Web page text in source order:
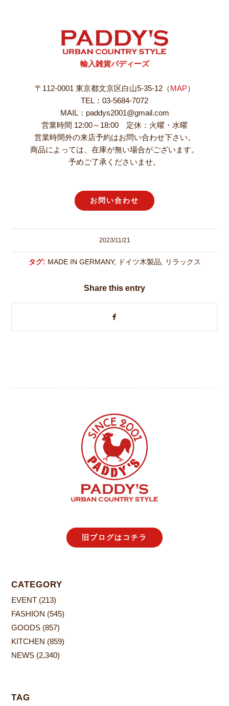
輸入雑貨パディーズ
〒112-0001 東京都文京区白山5-35-12（MAP）
TEL：03-5684-7072
MAIL：paddys2001@gmail.com
営業時間 12:00～18:00 定休：火曜・水曜
営業時間外の来店予約はお問い合わせ下さい。
商品によっては、在庫が無い場合がございます。
予めご了承くださいませ。
お問い合わせ
2023/11/21
タグ: MADE IN GERMANY, ドイツ木製品 リラックス
Share this entry
旧ブログはコチラ
CATEGORY
EVENT (213)
FASHION (545)
GOODS (857)
KITCHEN (859)
NEWS (2,340)
TAG